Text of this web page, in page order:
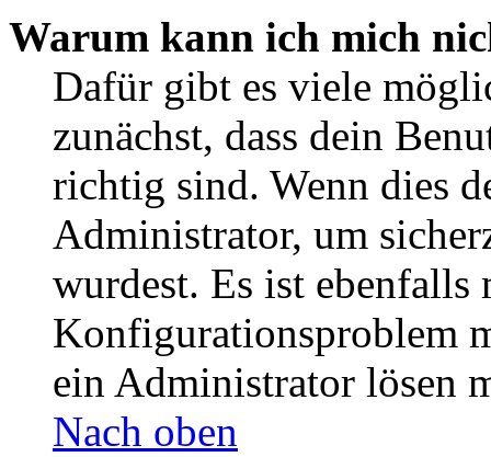
Warum kann ich mich
Dafür gibt es viele
zunächst, dass dein
richtig sind. Wenn dies
Administrator, um
wurdest. Es ist ebenfalls
Konfigurationsproblem
ein Administrator lösen
Nach oben